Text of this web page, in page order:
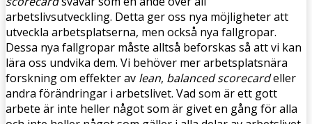
arbetslivsutveckling. Detta ger oss nya möjligheter att
utveckla arbetsplatserna, men också nya fallgropar.
Dessa nya fallgropar måste alltså beforskas så att vi kan
lära oss undvika dem. Vi behöver mer arbetsplatsnära
forskning om effekter av lean, balanced scorecardeller
andra förändringar i arbetslivet. Vad som är ett gott
arbete är inte heller något som är givet en gång för alla